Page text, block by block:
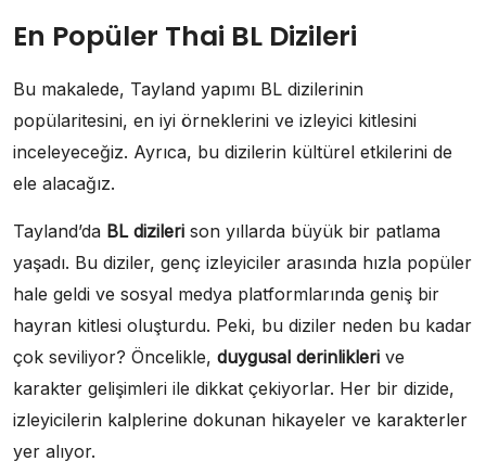
En Popüler Thai BL Dizileri
Bu makalede, Tayland yapımı BL dizilerinin
popülaritesini, en iyi örneklerini ve izleyici kitlesini
inceleyeceğiz. Ayrıca, bu dizilerin kültürel etkilerini de
ele alacağız.
Tayland’da BL dizileri son yıllarda büyük bir patlama
yaşadı. Bu diziler, genç izleyiciler arasında hızla popüler
hale geldi ve sosyal medya platformlarında geniş bir
hayran kitlesi oluşturdu. Peki, bu diziler neden bu kadar
çok seviliyor? Öncelikle, duygusal derinlikleri ve
karakter gelişimleri ile dikkat çekiyorlar. Her bir dizide,
izleyicilerin kalplerine dokunan hikayeler ve karakterler
yer alıyor.